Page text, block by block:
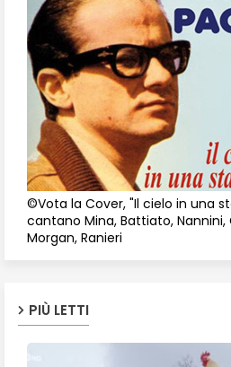
©Vota la Cover, "Il cielo in una
cantano Mina, Battiato, Nannini,
Morgan, Ranieri
PIÙ LETTI